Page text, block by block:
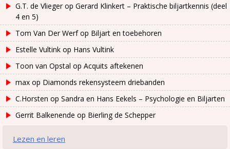
G.T. de Vliegerop Gerard Klinkert – Praktische biljartkennis (deel
4 en 5)
Tom Van Der Werfop Biljart en toebehoren
Estelle Vultink op Hans Vultink
Toon van Opstal op Acquits aftekenen
max op Diamonds rekensysteem driebanden
C.Horsten op Sandra en Hans Eekels – Psychologie en Biljarten
Gerrit Balkenende op Bierling de Schepper
Lezen en leren